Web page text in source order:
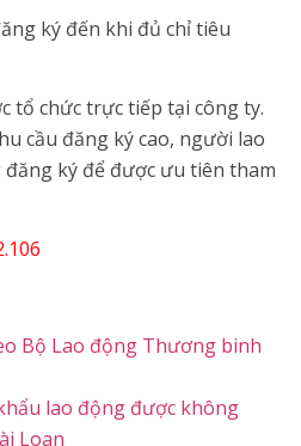
ký đến khi đủ chỉ tiêu
tổ chức trực tiếp tại công ty.
cầu đăng ký cao, người lao
ký để được ưu tiên tham
Bộ Lao động Thương binh
lao động được không
Loan